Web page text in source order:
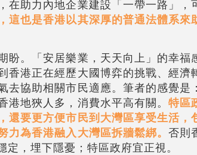
在助力內地企業建設「一帶一路」，
這也是香港以其深厚的普通法體系來
盼。「安居樂業，天天向上」的幸福
香港正在經歷大國博弈的挑戰、經濟
去協助相關市民適應。筆者的感覺是
港地狹人多，消費水平高有關。特區
還要更方便市民到大灣區享受生活，
力為香港融入大灣區拆牆鬆綁。否則
，埋下隱憂；特區政府宜正視。